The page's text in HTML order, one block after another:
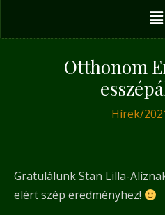
Otthonom
Hírek/
Gratulálunk Stan Lilla-
elért szép eredményhez!